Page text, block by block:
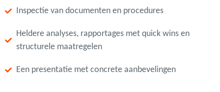
Inspectie van documenten en procedures
Heldere analyses, rapportages met quick wins en
structurele maatregelen
Een presentatie met concrete aanbevelingen